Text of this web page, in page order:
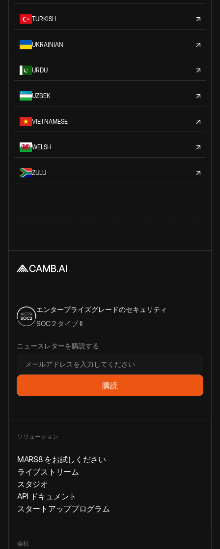
TURKISH
UKRAINIAN
URDU
UZBEK
VIETNAMESE
WELSH
ZULU
エンタープライズグレードのセキュリティ
SOC 2 タイプ II
ニュースレターを購読する
ソリューション
MARS8 をお試しください
ライブストリーム
スタジオ
API ドキュメント
スタートアッププログラム
会社